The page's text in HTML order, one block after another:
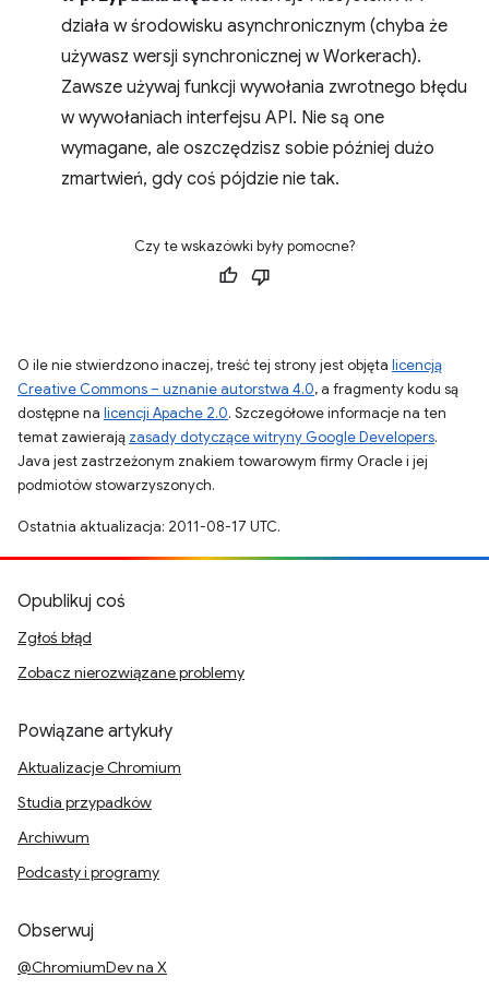
działa w środowisku asynchronicznym (chyba że
używasz wersji synchronicznej w Workerach).
Zawsze używaj funkcji wywołania zwrotnego błędu
w wywołaniach interfejsu API. Nie są one
wymagane, ale oszczędzisz sobie później dużo
zmartwień, gdy coś pójdzie nie tak.
Czy te wskazówki były pomocne?
O ile nie stwierdzono inaczej, treść tej strony jest objęta licencją
Creative Commons – uznanie autorstwa 4.0, a fragmenty kodu są
dostępne na licencji Apache 2.0. Szczegółowe informacje na ten
temat zawierają zasady dotyczące witryny Google Developers.
Java jest zastrzeżonym znakiem towarowym firmy Oracle i jej
podmiotów stowarzyszonych.
Ostatnia aktualizacja: 2011-08-17 UTC.
Opublikuj coś
Zgłoś błąd
Zobacz nierozwiązane problemy
Powiązane artykuły
Aktualizacje Chromium
Studia przypadków
Archiwum
Podcasty i programy
Obserwuj
@ChromiumDev na X